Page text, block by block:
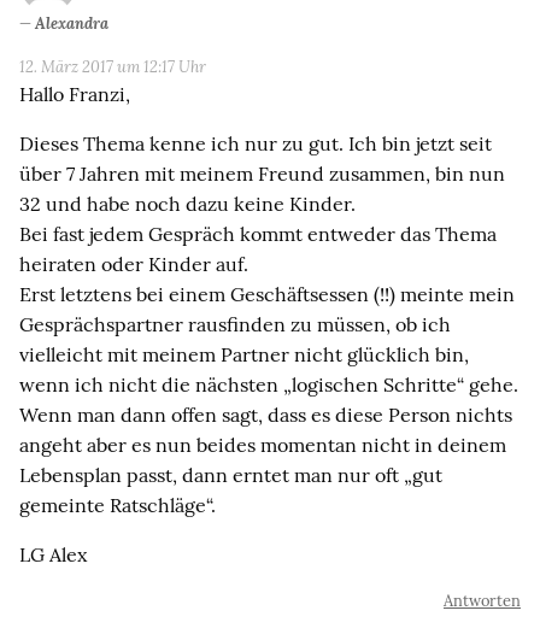
Alexandra
12. März 2017 um 12:17 Uhr
Hallo Franzi,
Dieses Thema kenne ich nur zu gut. Ich bin jetzt seit
über 7 Jahren mit meinem Freund zusammen, bin nun
32 und habe noch dazu keine Kinder.
Bei fast jedem Gespräch kommt entweder das Thema
heiraten oder Kinder auf.
Erst letztens bei einem Geschäftsessen (!!) meinte mein
Gesprächspartner rausfinden zu müssen, ob ich
vielleicht mit meinem Partner nicht glücklich bin,
wenn ich nicht die nächsten „logischen Schritte“ gehe.
Wenn man dann offen sagt, dass es diese Person nichts
angeht aber es nun beides momentan nicht in deinem
Lebensplan passt, dann erntet man nur oft „gut
gemeinte Ratschläge“.
LG Alex
Antworten